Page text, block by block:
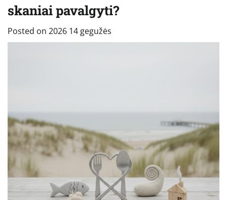
skaniai pavalgyti?
Posted on 2026 14 gegužės